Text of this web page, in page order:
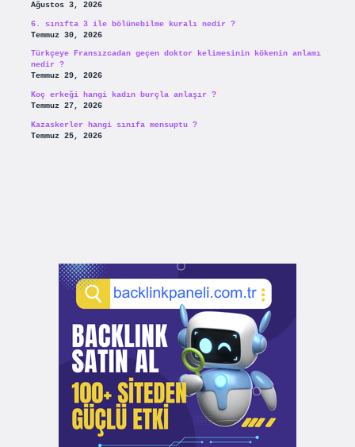
Ağustos 3, 2026
6. sınıfta 3 ile bölünebilme kuralı nedir ?
Temmuz 30, 2026
Türkçeye Fransızcadan geçen doktor kelimesinin kökenin anlamı
nedir ?
Temmuz 29, 2026
Koç erkeği hangi kadın burçla anlaşır ?
Temmuz 27, 2026
Kazaskerler hangi sınıfa mensuptu ?
Temmuz 25, 2026